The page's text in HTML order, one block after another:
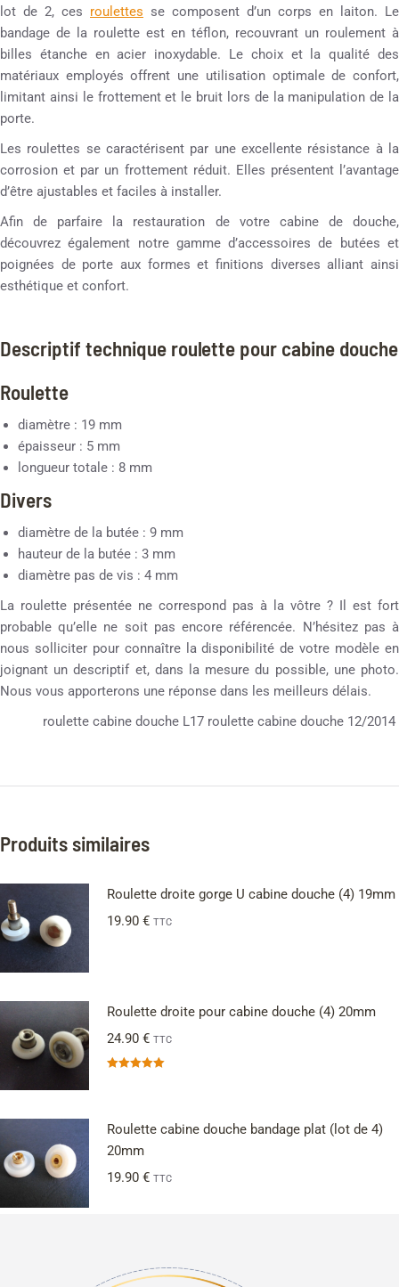
lot de 2, ces roulettes se composent d’un corps en laiton. Le
bandage de la roulette est en téflon, recouvrant un roulement à
billes étanche en acier inoxydable. Le choix et la qualité des
matériaux employés offrent une utilisation optimale de confort,
limitant ainsi le frottement et le bruit lors de la manipulation de la
porte.
Les roulettes se caractérisent par une excellente résistance à la
corrosion et par un frottement réduit. Elles présentent l’avantage
d’être ajustables et faciles à installer.
Afin de parfaire la restauration de votre cabine de douche,
découvrez également notre gamme d’accessoires de butées et
poignées de porte aux formes et finitions diverses alliant ainsi
esthétique et confort.
Descriptif technique roulette pour cabine douche
Roulette
diamètre : 19 mm
épaisseur : 5 mm
longueur totale : 8 mm
Divers
diamètre de la butée : 9 mm
hauteur de la butée : 3 mm
diamètre pas de vis : 4 mm
La roulette présentée ne correspond pas à la vôtre ? Il est fort
probable qu’elle ne soit pas encore référencée. N’hésitez pas à
nous solliciter pour connaître la disponibilité de votre modèle en
joignant un descriptif et, dans la mesure du possible, une photo.
Nous vous apporterons une réponse dans les meilleurs délais.
roulette cabine douche L17 roulette cabine douche 12/2014
Produits similaires
Roulette droite gorge U cabine douche (4) 19mm
19.90 € TTC
Roulette droite pour cabine douche (4) 20mm
24.90 € TTC
Roulette cabine douche bandage plat (lot de 4)
20mm
19.90 € TTC